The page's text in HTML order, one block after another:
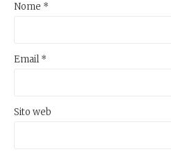
Nome *
Email*
Sito web